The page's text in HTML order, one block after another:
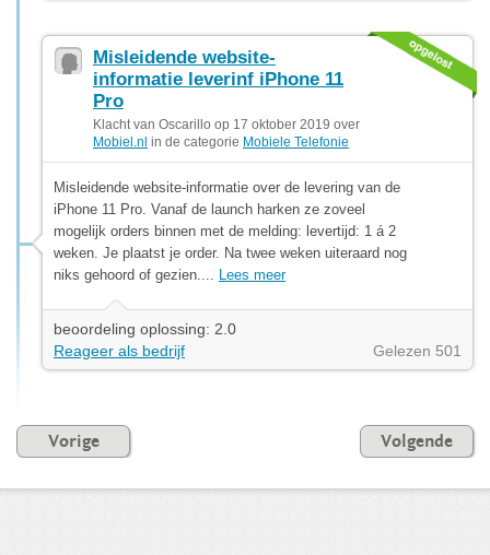
Misleidende website-
informatie leverinf iPhone 11
Pro
Klacht van Oscarillo op 17 oktober 2019 over
Mobiel.nl in de categorie Mobiele Telefonie
Misleidende website-informatie over de levering van de
iPhone 11 Pro. Vanaf de launch harken ze zoveel
mogelijk orders binnen met de melding: levertijd: 1 á 2
weken. Je plaatst je order. Na twee weken uiteraard nog
niks gehoord of gezien.... Lees meer
beoordeling oplossing: 2.0
Reageer als bedrijf
Gelezen 501
Vorige Volgende